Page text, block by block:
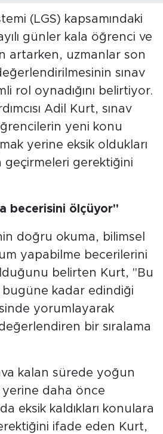
(LGS) kapsamındaki
günler kala öğrenci ve
artarken, uzmanlar son
sınav
rol oynadığını belirtiyor.
Adil Kurt, sınav
yeni konu
yerine eksik oldukları
geçirmeleri gerektiğini
becerisini ölçüyor"
doğru okuma, bilimsel
yapabilme becerilerini
belirten Kurt, "Bu
bugüne kadar edindiği
yorumlayarak
bir sıralama
kalan sürede yoğun
daha önce
eksik kaldıkları konulara
ifade eden Kurt,